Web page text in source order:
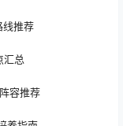
线推荐
汇总
容推荐